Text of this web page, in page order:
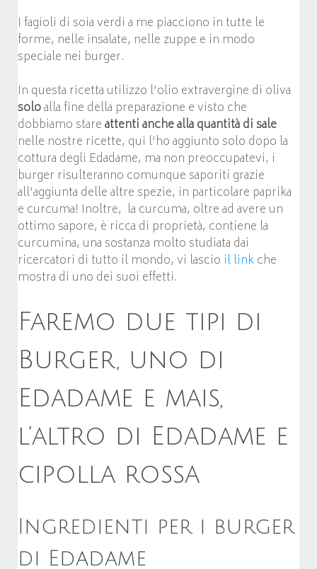
I fagioli di soia verdi a me piacciono in tutte le
forme, nelle insalate, nelle zuppe e in modo
speciale nei burger.
In questa ricetta utilizzo l’olio extravergine di oliva
soloalla fine della preparazione e visto che
dobbiamo stareattenti anche alla quantità di sale
nelle nostre ricette, qui l’ho aggiunto solo dopo la
cottura degli Edadame, ma non preoccupatevi, i
burger risulteranno comunque saporiti grazie
all’aggiunta delle altre spezie, in particolare paprika
e curcuma! Inoltre, la curcuma, oltre ad avere un
ottimo sapore, è ricca di proprietà, contiene la
curcumina, una sostanza molto studiata dai
ricercatori di tutto il mondo, vi lascio il linkche
mostra di uno dei suoi effetti.
Faremo due tipi di
Burger, uno di
Edadame e mais,
l’altro di Edadame e
cipolla rossa
Ingredienti per i burger
di Edadame